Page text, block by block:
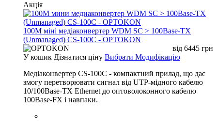
Акція
100М міні медіаконвертер WDM SC > 100Base-TX
(Unmanaged) CS-100C - OPTOKON
від 6445 грн
У кошик Дізнатися ціну Вибрати Модифікацію
Медіаконвертер CS-100C - компактний прилад, що дає
змогу перетворювати сигнал від UTP-мідного кабелю
10/100Base-TX Ethernet до оптоволоконного кабелю
100Base-FX і навпаки.